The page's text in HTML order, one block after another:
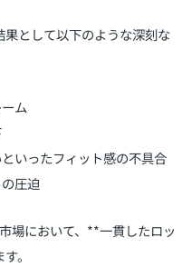
として以下のような深刻な
ム
いったフィット感の不具合
圧迫
場において、**一貫したロッ
。